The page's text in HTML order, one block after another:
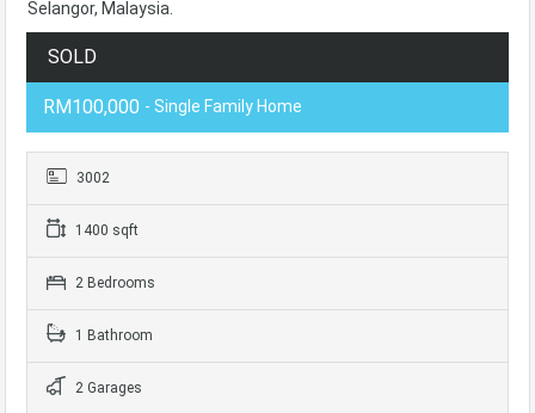
Selangor, Malaysia.
SOLD
RM100,000 - Single Family Home
3002
1400 sqft
2 Bedrooms
1 Bathroom
2 Garages